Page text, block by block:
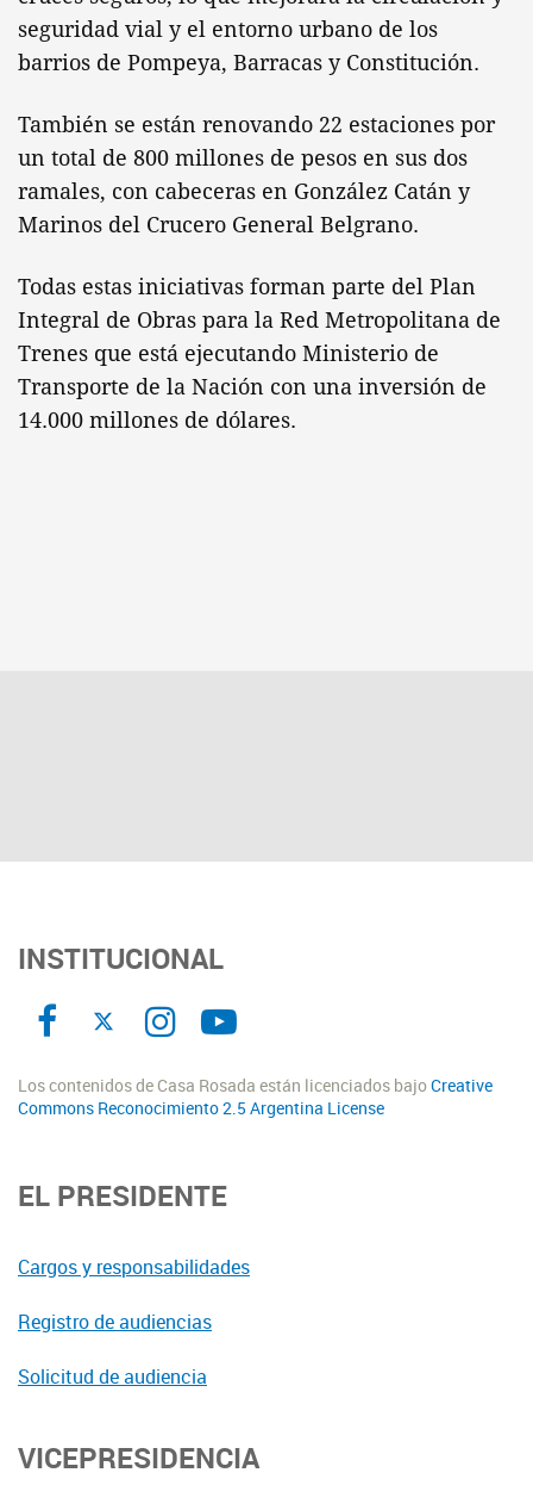
seguridad vial y el entorno urbano de los
barrios de Pompeya, Barracas y Constitución.
También se están renovando 22 estaciones por
un total de 800 millones de pesos en sus dos
ramales, con cabeceras en González Catán y
Marinos del Crucero General Belgrano.
Todas estas iniciativas forman parte del Plan
Integral de Obras para la Red Metropolitana de
Trenes que está ejecutando Ministerio de
Transporte de la Nación con una inversión de
14.000 millones de dólares.
INSTITUCIONAL
Los contenidos de Casa Rosada están licenciados bajoCreative
Commons Reconocimiento 2.5 Argentina License
EL PRESIDENTE
Cargos y responsabilidades
Registro de audiencias
Solicitud de audiencia
VICEPRESIDENCIA